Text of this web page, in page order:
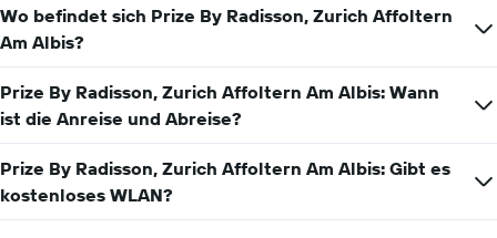
anzeigt
Wo befindet sich Prize By Radisson, Zurich Affoltern
Am Albis?
Prize By Radisson, Zurich Affoltern Am Albis: Wann
ist die Anreise und Abreise?
Prize By Radisson, Zurich Affoltern Am Albis: Gibt es
kostenloses WLAN?